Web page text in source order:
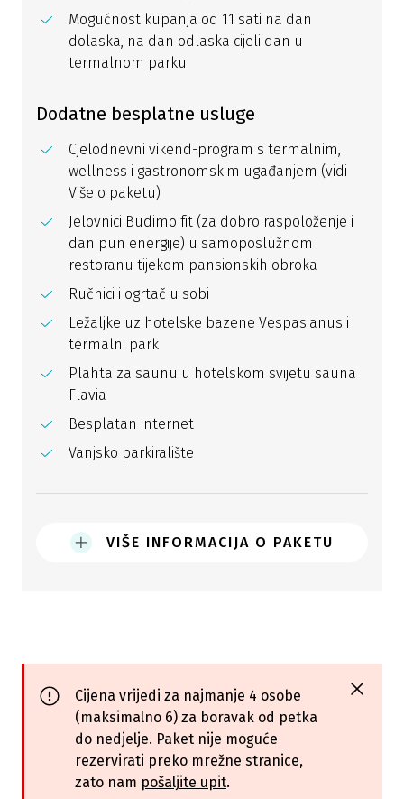
Mogućnost kupanja od 11 sati na dan
dolaska, na dan odlaska cijeli dan u
termalnom parku
Dodatne besplatne usluge
Cjelodnevni vikend-program s termalnim,
wellness i gastronomskim ugađanjem (vidi
Više o paketu)
Jelovnici Budimo fit (za dobro raspoloženje i
dan pun energije) u samoposlužnom
restoranu tijekom pansionskih obroka
Ručnici i ogrtač u sobi
Ležaljke uz hotelske bazene Vespasianus i
termalni park
Plahta za saunu u hotelskom svijetu sauna
Flavia
Besplatan internet
Vanjsko parkiralište
VIŠE INFORMACIJA O PAKETU
Cijena vrijedi za najmanje 4 osobe
(maksimalno 6) za boravak od petka
do nedjelje. Paket nije moguće
rezervirati preko mrežne stranice,
zato nam pošaljite upit.